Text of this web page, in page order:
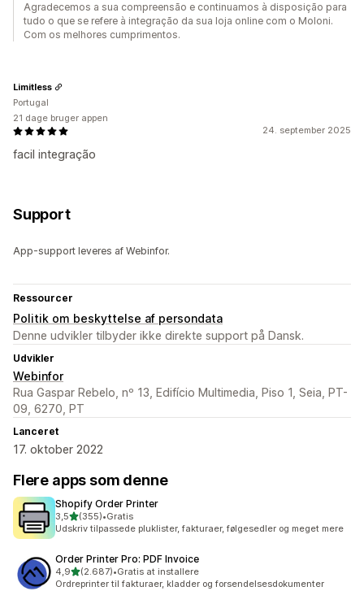
Agradecemos a sua compreensão e continuamos à disposição para
tudo o que se refere à integração da sua loja online com o Moloni.
Com os melhores cumprimentos.
24. september 2025
facil integração
Limitless
Portugal
21 dage bruger appen
Support
App-support leveres af Webinfor.
Ressourcer
Politik om beskyttelse af persondata
Denne udvikler tilbyder ikke direkte support på Dansk.
Udvikler
Webinfor
Rua Gaspar Rebelo, nº 13, Edifício Multimedia, Piso 1, Seia, PT-
09, 6270, PT
Lanceret
17. oktober 2022
Flere apps som denne
Shopify Order Printer
3,5ud af 5 stjerner
(355)
355 anmeldelser i alt
•Gratis
Udskriv tilpassede pluklister, fakturaer, følgesedler og meget mere
Order Printer Pro: PDF Invoice
4,9ud af 5 stjerner
(2.687)
2687 anmeldelser i alt
•Gratis at installere
Ordreprinter til fakturaer, kladder og forsendelsesdokumenter